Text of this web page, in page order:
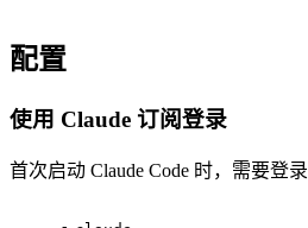
配置
使用 Claude 订阅登录
首次启动 Claude Code 时，需要登录